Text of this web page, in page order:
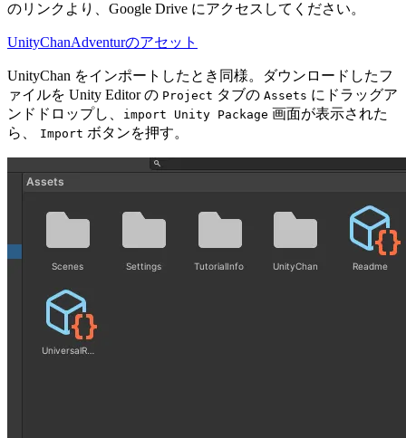
のリンクより、Google Drive にアクセスしてください。
UnityChanAdventurのアセット
UnityChan をインポートしたとき同様。ダウンロードしたフ
ァイルを Unity Editor の Project タブの Assets にドラッグア
ンドドロップし、
import Unity Package 画面が表示された
ら、
Import ボタンを押す。